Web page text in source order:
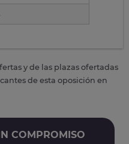
y de las plazas ofertadas
de esta oposición en
COMPROMISO